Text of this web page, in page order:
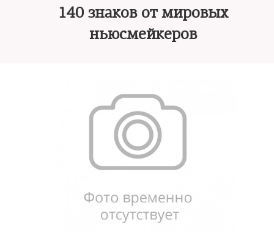
140 знаков от мировых
ньюсмейкеров